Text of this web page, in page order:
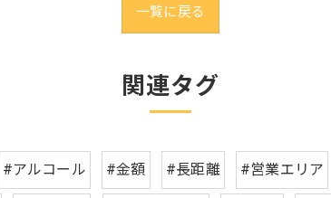
一覧に戻る
関連タグ
#アルコール #金額 #長距離 #営業エリア